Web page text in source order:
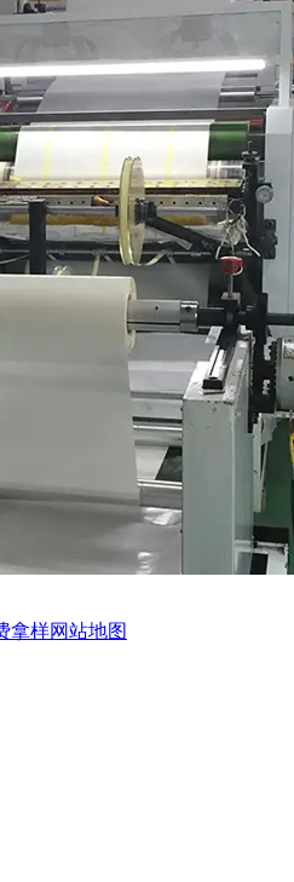
拿样网站地图